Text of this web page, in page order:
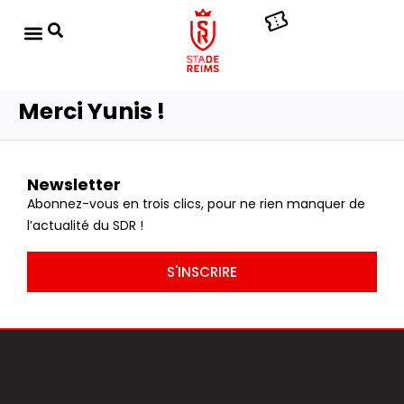
Merci Yunis !
Newsletter
Abonnez-vous en trois clics, pour ne rien manquer de
l’actualité du SDR !
S'INSCRIRE